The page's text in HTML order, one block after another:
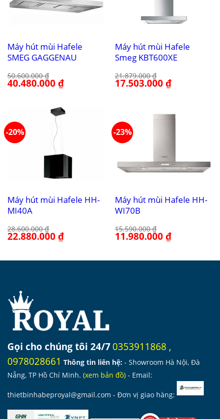
Máy hút mùi Hafele
SMEG GAGGENAU
50.600.000₫
Giá
gốc
40.480.000₫Giá
hiện
40.480.000 ₫.
Máy hút mùi Hafele
Smeg KBT600XE
21.879.000₫
Giá
gốc
17.503.000₫Giá
hiện
-20%
Máy hút mùi Hafele HH-
MI40A
28.600.000₫
Giá
gốc
22.880.000₫Giá
hiện
22.880.000 ₫.
-23%
Máy hút mùi Hafele HH-
WI70B
15.590.000₫
Giá
gốc
11.980.000₫Giá
hiện
11.980.000 ₫.
Gọi cho chúng tôi 24/70353911868 ,
0978028661 Thông tin liên hệ: - Showroom Hà Nội, Đà
Nẵng, TP Hồ Chí Minh. (xem bản đồ) - Email:
thietbinhabeproyal@gmail.com - Đơn vị giao hàng: